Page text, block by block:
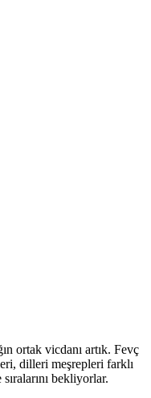
ortak vicdanı artık. Fevç
dilleri meşrepleri farklı
sıralarını bekliyorlar.